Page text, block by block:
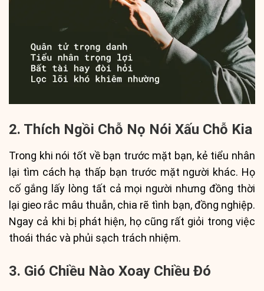
2. Thích Ngồi Chỗ Nọ Nói Xấu Chỗ Kia
Trong khi nói tốt về bạn trước mặt bạn, kẻ tiểu nhân
lại tìm cách hạ thấp bạn trước mặt người khác. Họ
cố gắng lấy lòng tất cả mọi người nhưng đồng thời
lại gieo rắc mâu thuẫn, chia rẽ tình bạn, đồng nghiệp.
Ngay cả khi bị phát hiện, họ cũng rất giỏi trong việc
thoái thác và phủi sạch trách nhiệm.
3. Gió Chiều Nào Xoay Chiều Đó